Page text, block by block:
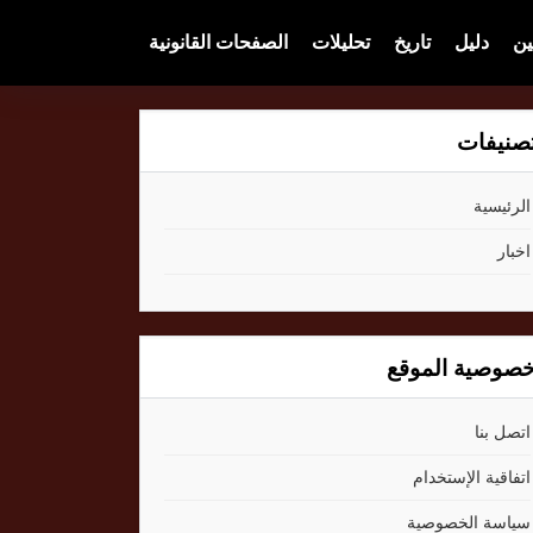
دليل تاريخ تحليلات الصفحات القانونية
الرئيسية
اخبار
الموقع
اتصل بنا
اتفاقية الإستخدام
سياسة الخصوصية